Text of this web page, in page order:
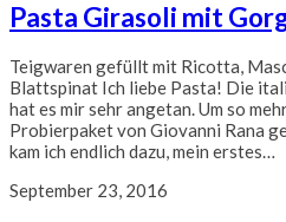
Pasta Girasoli mit
Teigwaren gefüllt mit Ricotta,
Blattspinat Ich liebe Pasta! Die
hat es mir sehr angetan. Um so
Probierpaket von Giovanni Rana
kam ich endlich dazu, mein erstes…
September 23, 2016